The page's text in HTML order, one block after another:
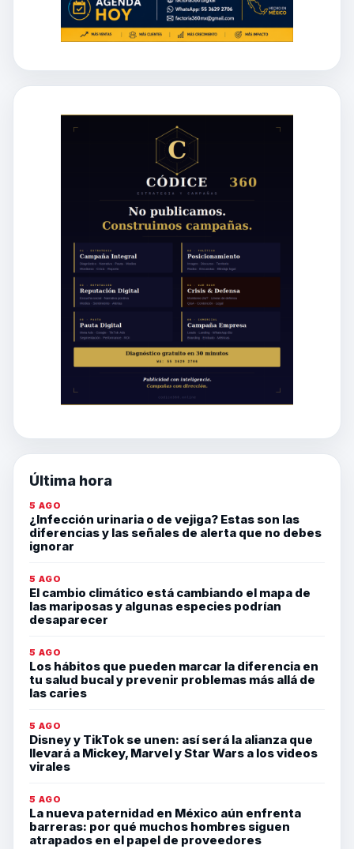
Última hora
5 AGO
¿Infección urinaria o de vejiga? Estas son las
diferencias y las señales de alerta que no debes
ignorar
5 AGO
El cambio climático está cambiando el mapa de
las mariposas y algunas especies podrían
desaparecer
5 AGO
Los hábitos que pueden marcar la diferencia en
tu salud bucal y prevenir problemas más allá de
las caries
5 AGO
Disney y TikTok se unen: así será la alianza que
llevará a Mickey, Marvel y Star Wars a los videos
virales
5 AGO
La nueva paternidad en México aún enfrenta
barreras: por qué muchos hombres siguen
atrapados en el papel de proveedores